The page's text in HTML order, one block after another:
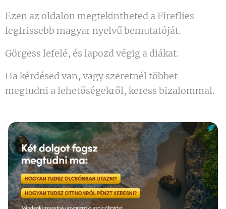
Ezen az oldalon megtekintheted a Fireflies
legfrissebb magyar nyelvű bemutatóját.
Görgess lefelé, és lapozd végig a diákat.
Ha kérdésed van, vagy szeretnél többet
megtudni a lehetőségekről, keress bizalommal.